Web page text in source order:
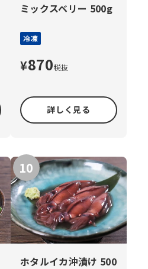
ミックスベリー 500g
冷凍
¥870税抜
詳しく見る
ホタルイカ沖漬け 500